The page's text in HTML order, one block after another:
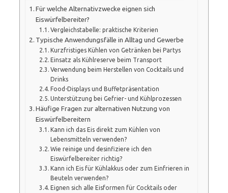
Für welche Alternativzwecke eignen sich
Eiswürfelbereiter?
Vergleichstabelle: praktische Kriterien
Typische Anwendungsfälle in Alltag und Gewerbe
Kurzfristiges Kühlen von Getränken bei Partys
Einsatz als Kühlreserve beim Transport
Verwendung beim Herstellen von Cocktails und
Drinks
Food-Displays und Buffetpräsentation
Unterstützung bei Gefrier- und Kühlprozessen
Häufige Fragen zur alternativen Nutzung von
Eiswürfelbereitern
Kann ich das Eis direkt zum Kühlen von
Lebensmitteln verwenden?
Wie reinige und desinfiziere ich den
Eiswürfelbereiter richtig?
Kann ich Eis für Kühlakkus oder zum Einfrieren in
Beuteln verwenden?
Eignen sich alle Eisformen für Cocktails oder